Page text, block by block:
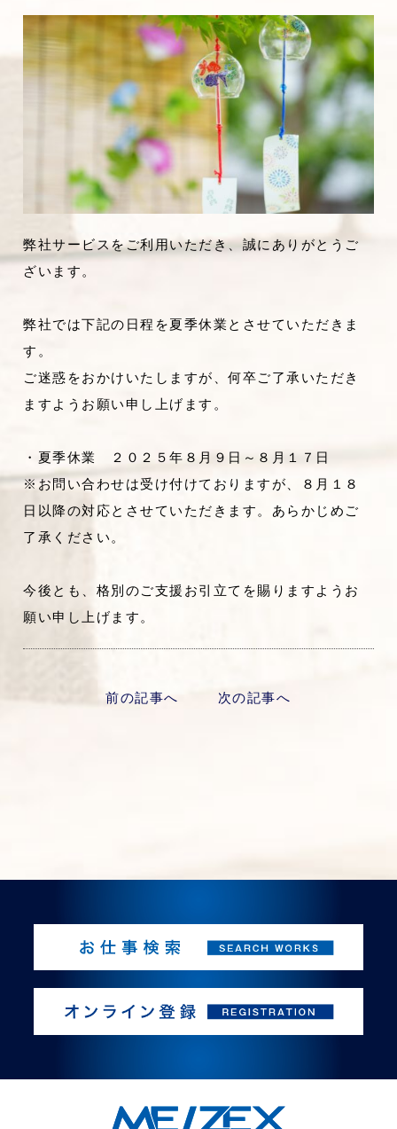
弊社サービスをご利用いただき、誠にありがとうご
ざいます。
弊社では下記の日程を夏季休業とさせていただきま
す。
ご迷惑をおかけいたしますが、何卒ご了承いただき
ますようお願い申し上げます。
・夏季休業 ２０２５年８月９日～８月１７日
※お問い合わせは受け付けておりますが、８月１８
日以降の対応とさせていただきます。あらかじめご
了承ください。
今後とも、格別のご支援お引立てを賜りますようお
願い申し上げます。
前の記事へ 次の記事へ